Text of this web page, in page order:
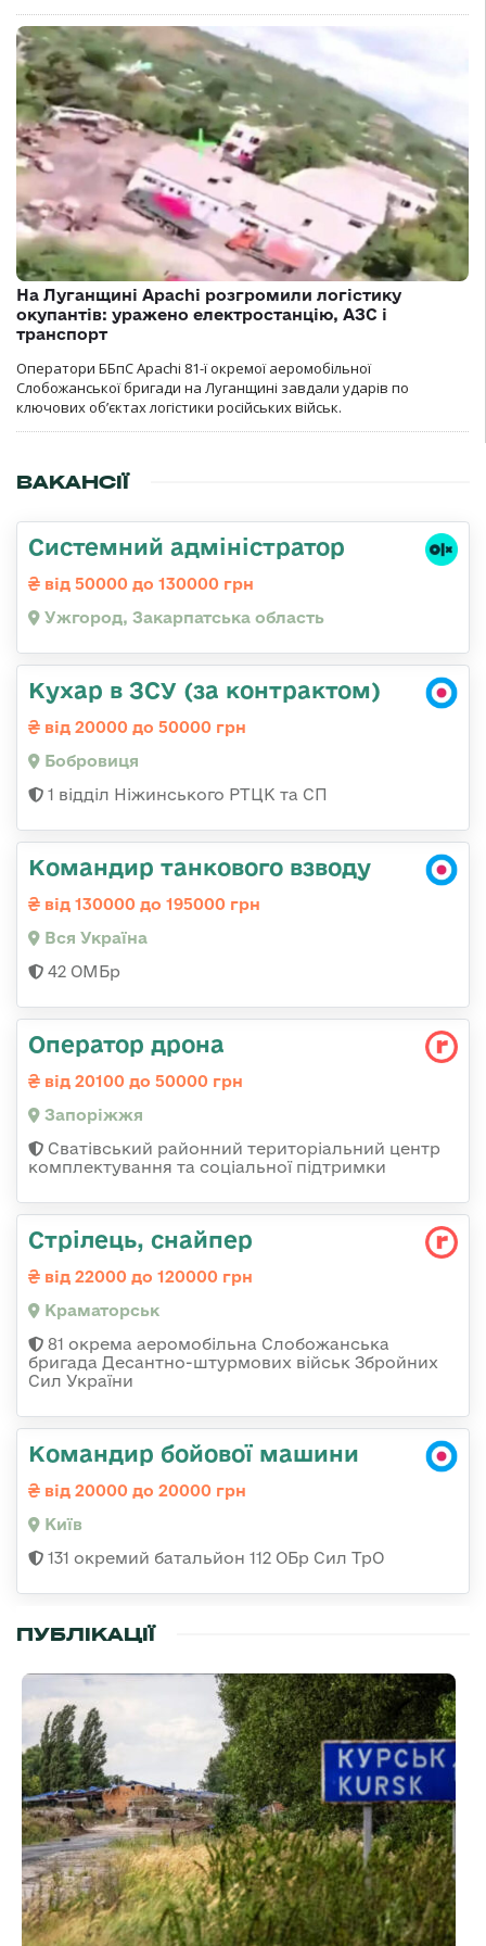
На Луганщині Apachi розгромили логістику
окупантів: уражено електростанцію, АЗС і
транспорт
Оператори ББпС Apachi 81-ї окремої аеромобільної
Слобожанської бригади на Луганщині завдали ударів по
ключових об’єктах логістики російських військ.
ВАКАНСІЇ
Системний адміністратор
від 50000 до 130000 грн
Ужгород, Закарпатська область
Кухар в ЗСУ (за контрактом)
від 20000 до 50000 грн
Бобровиця
1 відділ Ніжинського РТЦК та СП
Командир танкового взводу
від 130000 до 195000 грн
Вся Україна
42 ОМБр
Оператор дрона
від 20100 до 50000 грн
Запоріжжя
Сватівський районний територіальний центр
комплектування та соціальної підтримки
Стрілець, снайпер
від 22000 до 120000 грн
Краматорськ
81 окрема аеромобільна Слобожанська
бригада Десантно-штурмових військ Збройних
Сил України
Командир бойової машини
від 20000 до 20000 грн
Київ
131 окремий батальйон 112 ОБр Сил ТрО
ПУБЛІКАЦІЇ